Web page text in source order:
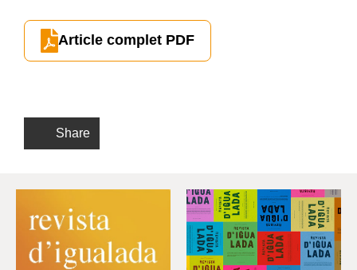
Article complet PDF
Share